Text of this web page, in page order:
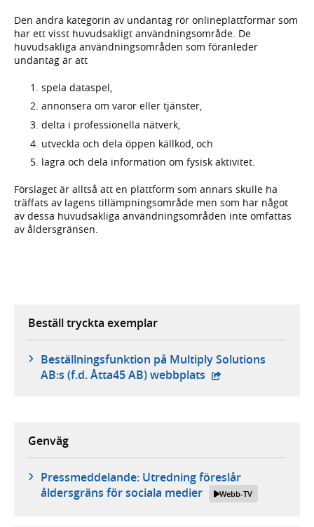
Den andra kategorin av undantag rör onlineplattformar som
har ett visst huvudsakligt användningsområde. De
huvudsakliga användningsområden som föranleder
undantag är att
spela dataspel,
annonsera om varor eller tjänster,
delta i professionella nätverk,
utveckla och dela öppen källkod, och
lagra och dela information om fysisk aktivitet.
Förslaget är alltså att en plattform som annars skulle ha
träffats av lagens tillämpningsområde men som har något
av dessa huvudsakliga användningsområden inte omfattas
av åldersgränsen.
Beställ tryckta exemplar
Beställningsfunktion på Multiply Solutions
AB:s (f.d. Åtta45 AB) webbplats - extern webbplats,
Genväg
Pressmeddelande: Utredning föreslår
åldersgräns för sociala medier
Webb-TV